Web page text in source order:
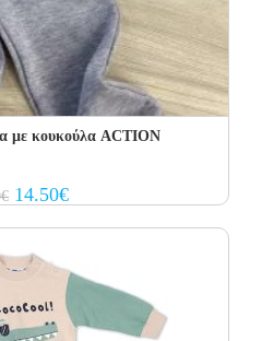
με κουκούλα ACTION
€ Original
price
14.50€Current
price